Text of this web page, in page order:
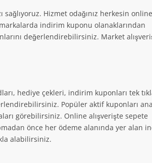
Hizmet odağınız herkesin online
indirim kuponu olanaklarından
değerlendirebilirsiniz. Market
hediye çekleri, indirim kuponları tek
Popüler aktif kuponları ana
görebilirsiniz. Online alışverişte sepete
önce her ödeme alanında yer alan
alabilirsiniz.